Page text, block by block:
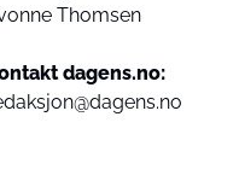
Thomsen
dagens.no: